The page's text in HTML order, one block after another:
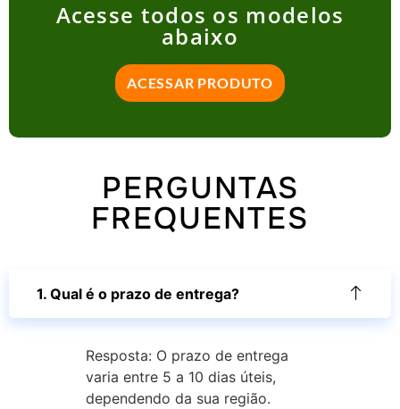
Acesse todos os modelos
abaixo
ACESSAR PRODUTO
PERGUNTAS
FREQUENTES
1. Qual é o prazo de entrega?
Resposta: O prazo de entrega
varia entre 5 a 10 dias úteis,
dependendo da sua região.